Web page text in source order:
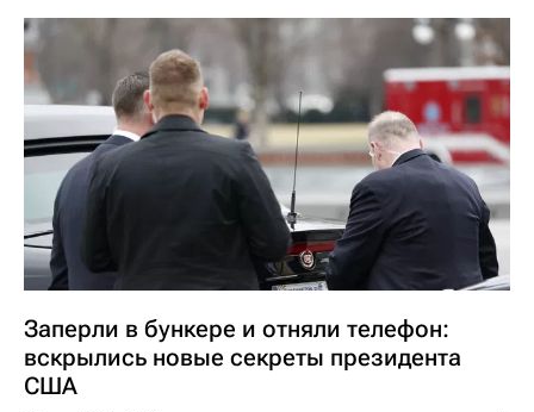
Заперли в бункере и отняли телефон:
вскрылись новые секреты президента
США